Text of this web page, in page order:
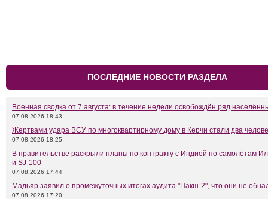
ПОСЛЕДНИЕ НОВОСТИ РАЗДЕЛА
Военная сводка от 7 августа: в течение недели освобождён ряд
07.08.2026 18:43
Жертвами удара ВСУ по многоквартирному дому в Керчи стали два
07.08.2026 18:25
В правительстве раскрыли планы по контракту с Индией по самолётам
и SJ-100
07.08.2026 17:44
Мадьяр заявил о промежуточных итогах аудита "Пакш-2", что они не
07.08.2026 17:20